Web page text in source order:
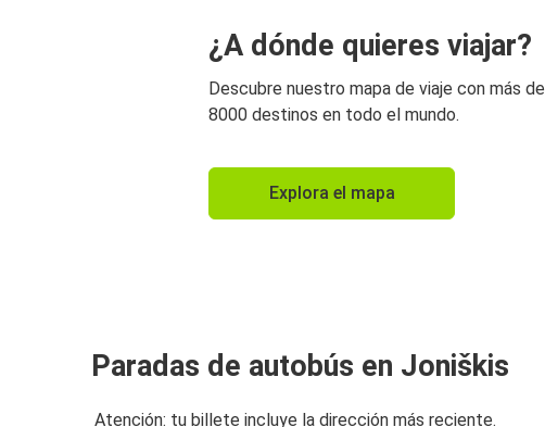
¿A dónde quieres viajar?
Descubre nuestro mapa de viaje con más de
8000 destinos en todo el mundo.
Explora el mapa
Paradas de autobús en Joniškis
Atención: tu billete incluye la dirección más reciente.